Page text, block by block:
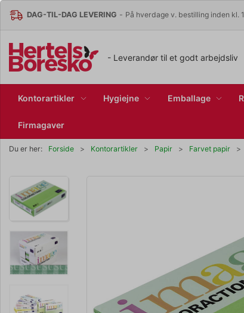
DAG-TIL-DAG LEVERING - På hverdage v. bestilling inden kl.
- Leverandør til et godt arbejdsliv
Kontorartikler Hygiejne Emballage
Firmagaver
Du er her: Forside Kontorartikler Papir Farvet papir